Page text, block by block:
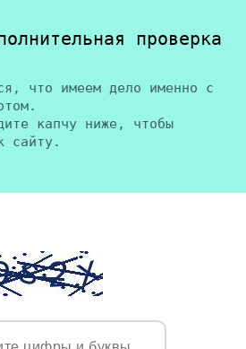
проверка
что имеем дело именно с
капчу ниже, чтобы
сайту.